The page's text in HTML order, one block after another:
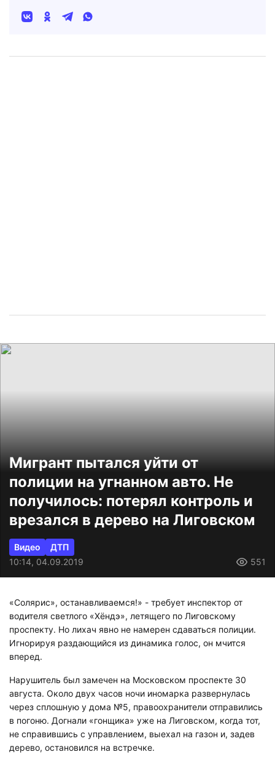
Мигрант пытался уйти от
полиции на угнанном авто. Не
получилось: потерял контроль и
врезался в дерево на Лиговском
Видео
ДТП
10:14, 04.09.2019
551
«Солярис», останавливаемся!» - требует инспектор от
водителя светлого «Хёндэ», летящего по Лиговскому
проспекту. Но лихач явно не намерен сдаваться полиции.
Игнорируя раздающийся из динамика голос, он мчится
вперед.
Нарушитель был замечен на Московском проспекте 30
августа. Около двух часов ночи иномарка развернулась
через сплошную у дома №5, правоохранители отправились
в погоню. Догнали «гонщика» уже на Лиговском, когда тот,
не справившись с управлением, выехал на газон и, задев
дерево, остановился на встречке.